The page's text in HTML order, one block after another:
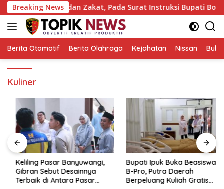
Langsung
ke
konten
Breaking News
Infaq dan Zakat, Pada Surat Instruksi Bupati Bondowoso
Berita Otomotif Berita Olahraga Kejahatan Nissan
Kuliner
Keliling Pasar Banyuwangi,
Gibran Sebut Desainnya
Terbaik di Antara Pasar
Bupati Ipuk Buka Beasiswa
B-Pro, Putra Daerah
Berpeluang Kuliah Gratis